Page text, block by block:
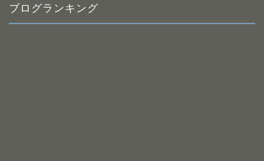
ブログランキング